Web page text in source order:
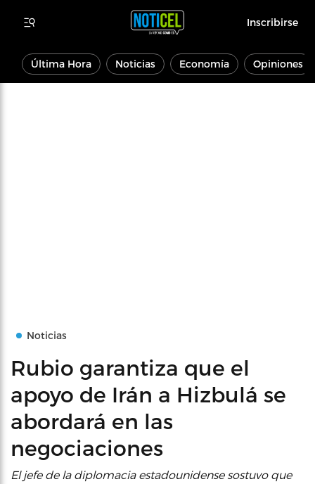
Inscribirse
Última Hora Noticias Economía Opiniones
Noticias
Rubio garantiza que el
apoyo de Irán a Hizbulá se
abordará en las
negociaciones
El jefe de la diplomacia estadounidense sostuvo que